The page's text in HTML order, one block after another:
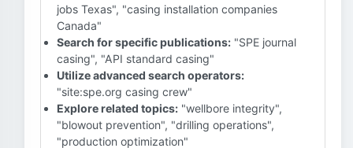
jobs Texas", "casing installation companies
Canada"
Search for specific publications: "SPE journal
casing", "API standard casing"
Utilize advanced search operators:
"site:spe.org casing crew"
Explore related topics: "wellbore integrity",
"blowout prevention", "drilling operations",
"production optimization"